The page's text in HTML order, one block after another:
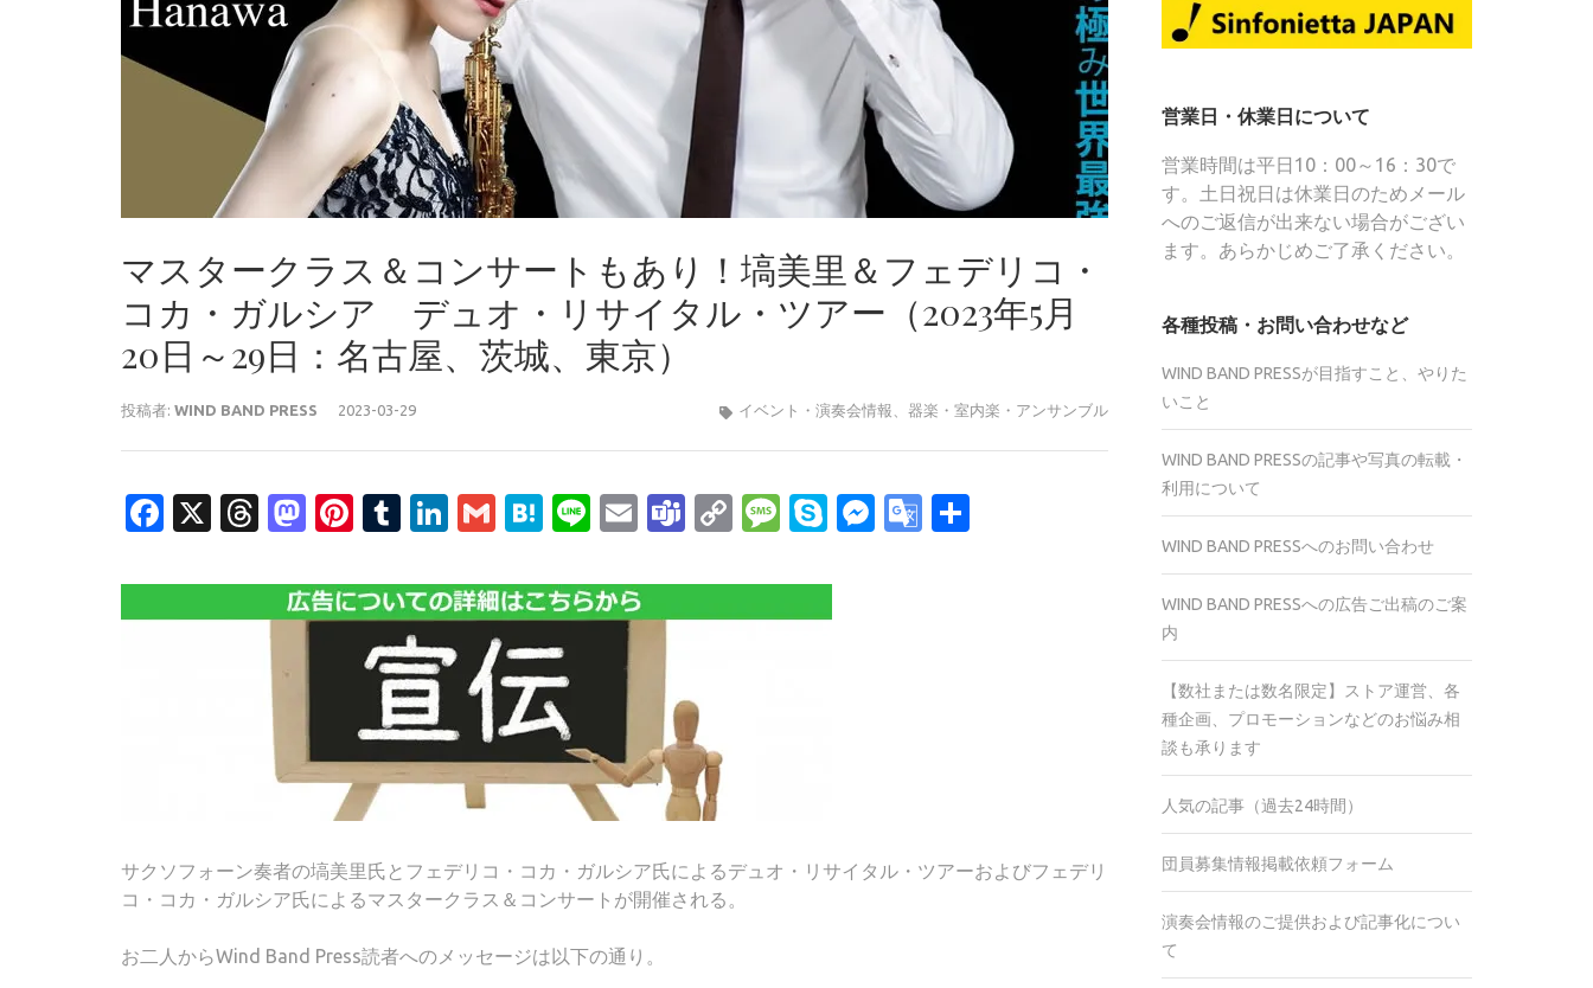
マスタークラス＆コンサートもあり！塙美里＆フェデリコ・
コカ・ガルシア デュオ・リサイタル・ツアー（2023年5月
20日～29日：名古屋、茨城、東京）
投稿者: WIND BAND PRESS 2023-03-29 イベント・演奏会情報 器楽・室内楽・アンサンブル
Facebook
X Threads
Mastodon
Pinterest
Tumblr
LinkedIn
GmailHatena
LineEmailTeams
CopyMessage
SkypeMessenger
Google
サクソフォーン奏者の塙美里氏とフェデリコ・コカ・ガルシア氏によるデュオ・リサイタル・ツアーおよびフェデリ
コ・コカ・ガルシア氏によるマスタークラス＆コンサートが開催される。
お二人からWind Band Press読者へのメッセージは以下の通り。
営業日・休業日について
営業時間は平日10：00～16：30で
す。土日祝日は休業日のためメール
へのご返信が出来ない場合がござい
ます。あらかじめご了承ください。
各種投稿・お問い合わせなど
WIND BAND PRESSが目指すこと、やりた
いこと
WIND BAND PRESSの記事や写真の転載・
利用について
WIND BAND PRESSへのお問い合わせ
WIND BAND PRESSへの広告ご出稿のご案
内
【数社または数名限定】ストア運営、各
種企画、プロモーションなどのお悩み相
談も承ります
人気の記事（過去24時間）
団員募集情報掲載依頼フォーム
演奏会情報のご提供および記事化につい
て